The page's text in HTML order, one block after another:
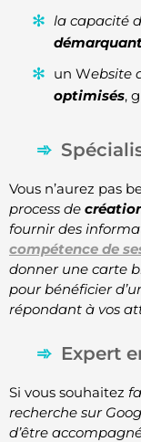
la capacité
un Website
optimisés,
Vous n’aurez pas
process de
fournir des
compétence de
donner une carte
pour bénéficier
répondant à vos
Expert
Si vous souhaitez
recherche sur
d’être